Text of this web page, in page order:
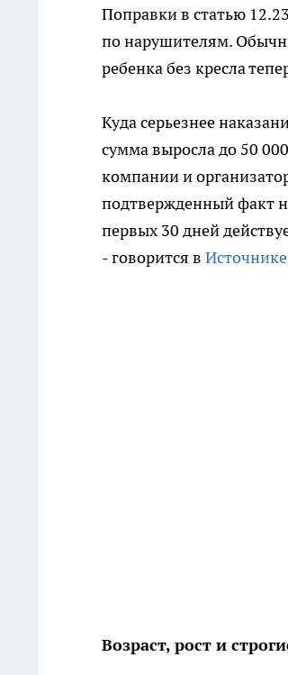
Поправки в статью
по нарушителям.
ребенка без кресла
Куда серьезнее
сумма выросла до 50
компании и
подтвержденный факт
первых 30 дней
- говорится в Источнике
Возраст, рост и